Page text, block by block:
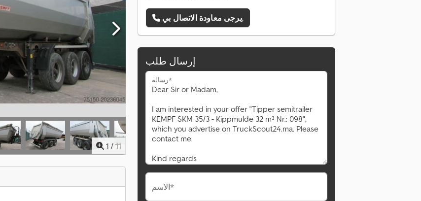
1 / 11
يرجى معاودة الاتصال بي.
إرسال طلب
رسالة*
الاسم*